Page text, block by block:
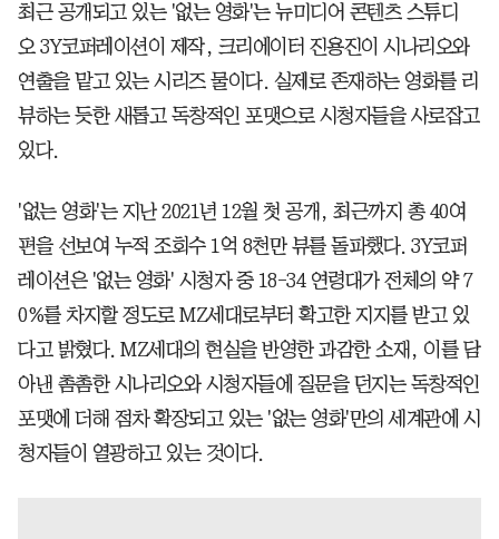
최근 공개되고 있는 '없는 영화'는 뉴미디어 콘텐츠 스튜디
오 3Y코퍼레이션이 제작, 크리에이터 진용진이 시나리오와
연출을 맡고 있는 시리즈 물이다. 실제로 존재하는 영화를 리
뷰하는 듯한 새롭고 독창적인 포맷으로 시청자들을 사로잡고
있다.
'없는 영화'는 지난 2021년 12월 첫 공개, 최근까지 총 40여
편을 선보여 누적 조회수 1억 8천만 뷰를 돌파했다. 3Y코퍼
레이션은 '없는 영화' 시청자 중 18-34 연령대가 전체의 약 7
0%를 차지할 정도로 MZ세대로부터 확고한 지지를 받고 있
다고 밝혔다. MZ세대의 현실을 반영한 과감한 소재, 이를 담
아낸 촘촘한 시나리오와 시청자들에 질문을 던지는 독창적인
포맷에 더해 점차 확장되고 있는 '없는 영화'만의 세계관에 시
청자들이 열광하고 있는 것이다.